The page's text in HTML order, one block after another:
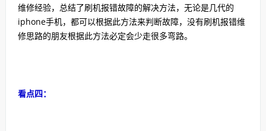
维修经验，总结了刷机报错故障的解决方法，无论是几代的
iphone手机，都可以根据此方法来判断故障，没有刷机报错维
修思路的朋友根据此方法必定会少走很多弯路。
看点四：